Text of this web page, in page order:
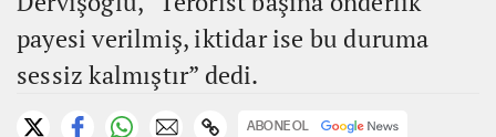
payesi verilmiş, iktidar ise bu duruma
sessiz kalmıştır” dedi.
ABONE OL